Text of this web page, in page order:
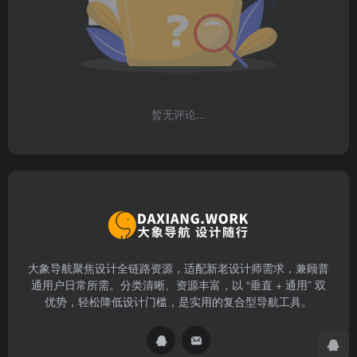
暂无评论...
大象导航聚焦设计全链路资源，适配新老设计师需求，兼顾普
通用户日常所需。分类清晰、资源丰富，以 “垂直 + 通用” 双
优势，轻松降低设计门槛，是实用的复合型导航工具。